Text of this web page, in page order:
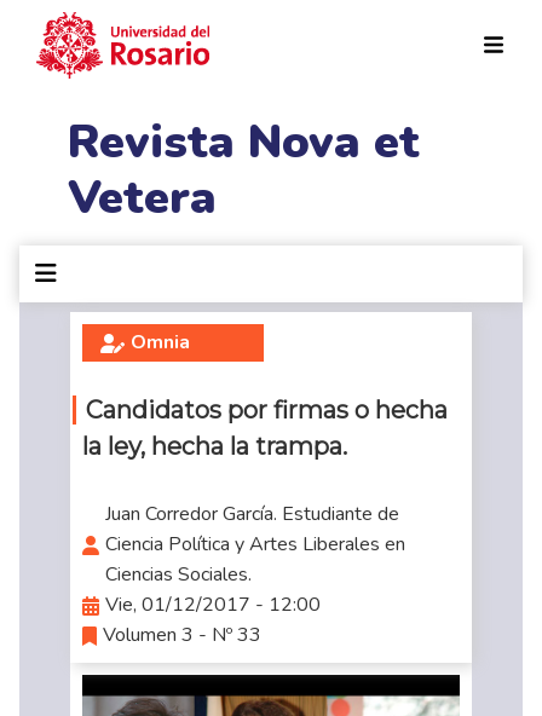
Revista Nova et
Vetera
Omnia
Candidatos por firmas o hecha
la ley, hecha la trampa.
Juan Corredor García. Estudiante de
Ciencia Política y Artes Liberales en
Ciencias Sociales.
Vie, 01/12/2017 - 12:00
Volumen 3 - Nº 33